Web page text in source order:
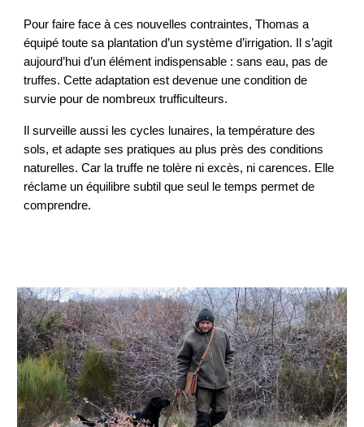
Pour faire face à ces nouvelles contraintes, Thomas a
équipé toute sa plantation d’un système d’irrigation. Il s’agit
aujourd’hui d’un élément indispensable : sans eau, pas de
truffes. Cette adaptation est devenue une condition de
survie pour de nombreux trufficulteurs.
Il surveille aussi les cycles lunaires, la température des
sols, et adapte ses pratiques au plus près des conditions
naturelles. Car la truffe ne tolère ni excès, ni carences. Elle
réclame un équilibre subtil que seul le temps permet de
comprendre.